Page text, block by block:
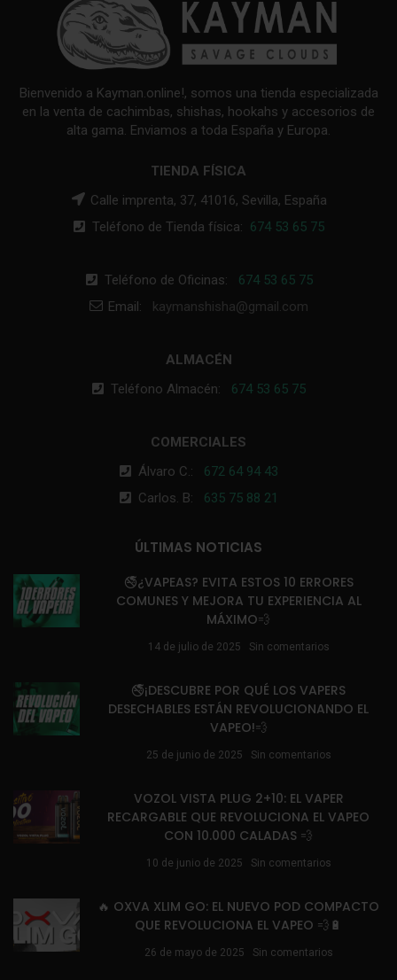
Bienvenido a Kayman.online!, somos una tienda especializada
en la venta de cachimbas, shishas, hookahs y accesorios de
alta gama. Enviamos a toda España y Europa.
TIENDA FÍSICA
Calle imprenta, 37, 41016, Sevilla, España
Teléfono de Tienda física: 674 53 65 75
Teléfono de Oficinas: 674 53 65 75
Email:
kaymanshisha@gmail.com
ALMACÉN
Teléfono Almacén: 674 53 65 75
COMERCIALES
Álvaro C.: 672 64 94 43
Carlos. B: 635 75 88 21
ÚLTIMAS NOTICIAS
🚭¿VAPEAS? EVITA ESTOS 10 ERRORES
COMUNES Y MEJORA TU EXPERIENCIA AL
MÁXIMO💨
14 de julio de 2025 Sin comentarios
🚭¡DESCUBRE POR QUÉ LOS VAPERS
DESECHABLES ESTÁN REVOLUCIONANDO EL
VAPEO!💨
25 de junio de 2025 Sin comentarios
VOZOL VISTA PLUG 2+10: EL VAPER
RECARGABLE QUE REVOLUCIONA EL VAPEO
CON 10.000 CALADAS 💨
10 de junio de 2025 Sin comentarios
🔥 OXVA XLIM GO: EL NUEVO POD COMPACTO
QUE REVOLUCIONA EL VAPEO 💨🔋
26 de mayo de 2025 Sin comentarios